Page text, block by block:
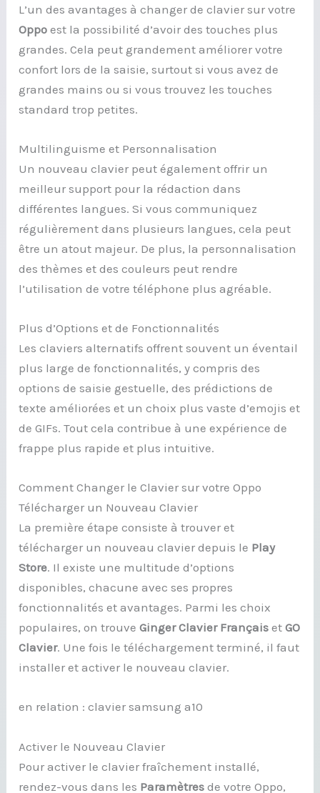
L’un des avantages à changer de clavier sur votre
Oppo est la possibilité d’avoir des touches plus
grandes. Cela peut grandement améliorer votre
confort lors de la saisie, surtout si vous avez de
grandes mains ou si vous trouvez les touches
standard trop petites.
Multilinguisme et Personnalisation
Un nouveau clavier peut également offrir un
meilleur support pour la rédaction dans
différentes langues. Si vous communiquez
régulièrement dans plusieurs langues, cela peut
être un atout majeur. De plus, la personnalisation
des thèmes et des couleurs peut rendre
l’utilisation de votre téléphone plus agréable.
Plus d’Options et de Fonctionnalités
Les claviers alternatifs offrent souvent un éventail
plus large de fonctionnalités, y compris des
options de saisie gestuelle, des prédictions de
texte améliorées et un choix plus vaste d’emojis et
de GIFs. Tout cela contribue à une expérience de
frappe plus rapide et plus intuitive.
Comment Changer le Clavier sur votre Oppo
Télécharger un Nouveau Clavier
La première étape consiste à trouver et
télécharger un nouveau clavier depuis le Play
Store. Il existe une multitude d’options
disponibles, chacune avec ses propres
fonctionnalités et avantages. Parmi les choix
populaires, on trouveGinger Clavier Français etGO
Clavier. Une fois le téléchargement terminé, il faut
installer et activer le nouveau clavier.
en relation : clavier samsung a10
Activer le Nouveau Clavier
Pour activer le clavier fraîchement installé,
rendez-vous dans les Paramètres de votre Oppo,